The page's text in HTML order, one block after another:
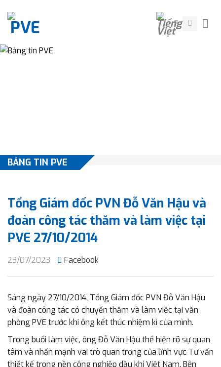
content
BẢNG TIN PVE
Tổng Giám đốc PVN Đỗ Văn Hậu và
đoàn công tác thăm và làm việc tại
PVE 27/10/2014
23/07/2023 Facebook
Sáng ngày 27/10/2014, Tổng Giám đốc PVN Đỗ Văn Hậu
và đoàn công tác có chuyến thăm và làm việc tại văn
phòng PVE trước khi ông kết thúc nhiệm kì của mình.
Trong buổi làm việc, ông Đỗ Văn Hậu thể hiện rõ sự quan
tâm và nhấn mạnh vai trò quan trọng của lĩnh vực Tư vấn
thiết kế trong nền công nghiệp dầu khí Việt Nam. Bên